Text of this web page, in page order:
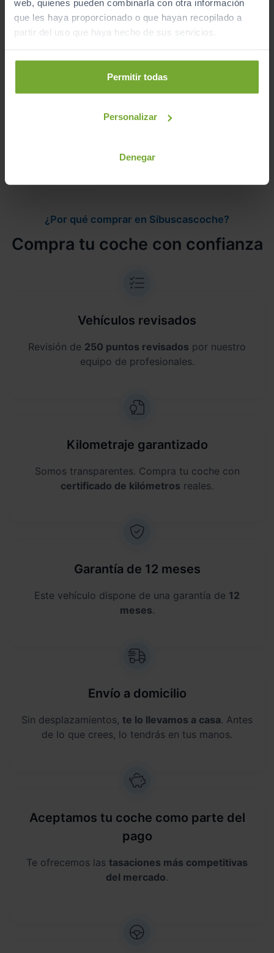
web, quienes pueden combinarla con otra información
que les haya proporcionado o que hayan recopilado a
partir del uso que haya hecho de sus servicios.
Permitir todas
Personalizar
Denegar
Ver vehículos del concesionario
Pruébalo en cualquiera de nuestras
instalaciones (Ver instalaciones)
Te lo entregamos en tu casa, en cualquier
¿Por qué comprar en Sibuscascoche?
Compra tu coche con confianza
Vehículos revisados
Revisión de 250 puntos revisados por nuestro
equipo de profesionales.
Kilometraje garantizado
Somos transparentes. Compra tu coche con
certificado de kilómetros reales.
Garantía de 12 meses
Este vehículo dispone de una garantía de 12
meses.
Envío a domicilio
Sin desplazamientos, te lo llevamos a casa. Antes
de lo que crees, lo tendrás en tus manos.
Aceptamos tu coche como parte del
pago
Te ofrecemos las tasaciones más competitivas
del mercado.